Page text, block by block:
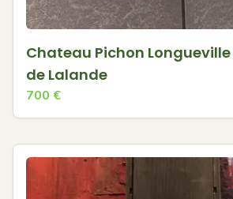
Chateau Pichon
de Lalande
700 €